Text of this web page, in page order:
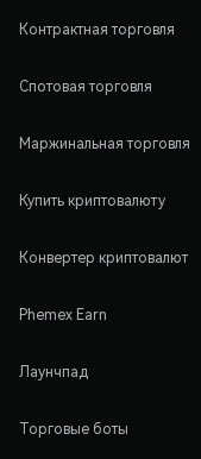
Контрактная торговля
Спотовая торговля
Маржинальная торговля
Купить криптовалюту
Конвертер криптовалют
Phemex Earn
Лаунчпад
Торговые боты